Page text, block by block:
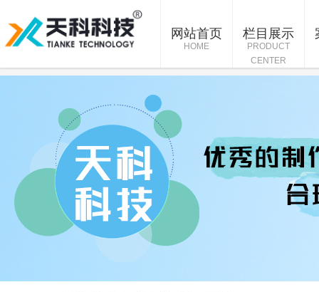
网站首页
HOME
栏目展示
PRODUCT
CENTER